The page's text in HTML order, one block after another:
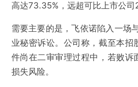
高达73.35%，远超可比上市公司
需要主要的是，飞依诺陷入一场
业秘密诉讼。公司称，截至本招
件尚在二审审理过程中，若败诉
损失风险。